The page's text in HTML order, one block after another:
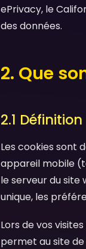
ePrivacy, le
des données.
2. Que
2.1 Définition
Les cookies sont
appareil mobile
le serveur du site
unique, les
Lors de vos
permet au site